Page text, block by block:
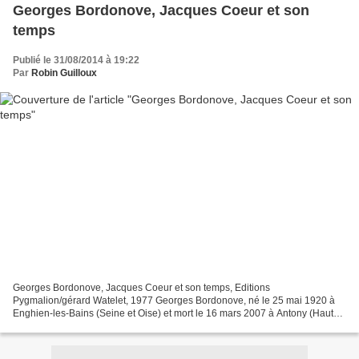
Georges Bordonove, Jacques Coeur et son
temps
Publié le 31/08/2014 à 19:22
Par Robin Guilloux
Georges Bordonove, Jacques Coeur et son temps, Editions
Pygmalion/gérard Watelet, 1977 Georges Bordonove, né le 25 mai 1920 à
Enghien-les-Bains (Seine et Oise) et mort le 16 mars 2007 à Antony (Hauts-